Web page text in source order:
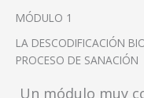
MÓDULO 1
LA DESCODIFICACIÓN
PROCESO DE SANACIÓN
Un módulo muy